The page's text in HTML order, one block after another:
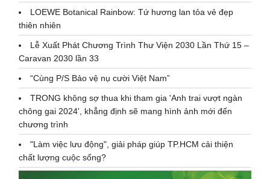
LOEWE Botanical Rainbow: Tứ hương lan tỏa vẻ đẹp
thiên nhiên
Lễ Xuất Phát Chương Trình Thư Viện 2030 Lần Thứ 15 –
Caravan 2030 lần 33
“Cùng P/S Bảo vệ nụ cười Việt Nam”
TRONG không sợ thua khi tham gia 'Anh trai vượt ngàn
chông gai 2024', khẳng định sẽ mang hình ảnh mới đến
chương trình
"Làm việc lưu động", giải pháp giúp TP.HCM cải thiện
chất lượng cuộc sống?